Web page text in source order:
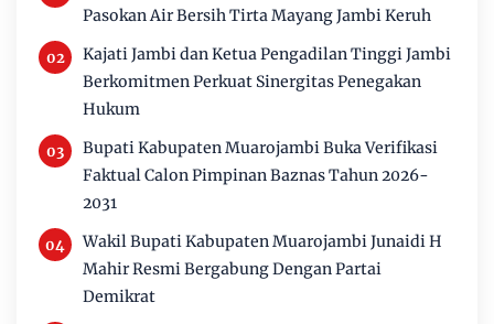
Pasokan Air Bersih Tirta Mayang Jambi Keruh
Kajati Jambi dan Ketua Pengadilan Tinggi Jambi
Berkomitmen Perkuat Sinergitas Penegakan
Hukum
Bupati Kabupaten Muarojambi Buka Verifikasi
Faktual Calon Pimpinan Baznas Tahun 2026-
2031
Wakil Bupati Kabupaten Muarojambi Junaidi H
Mahir Resmi Bergabung Dengan Partai
Demikrat